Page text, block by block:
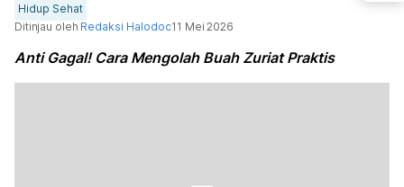
Hidup Sehat
Ditinjau oleh Redaksi Halodoc11 Mei 2026
Anti Gagal! Cara Mengolah Buah Zuriat Praktis